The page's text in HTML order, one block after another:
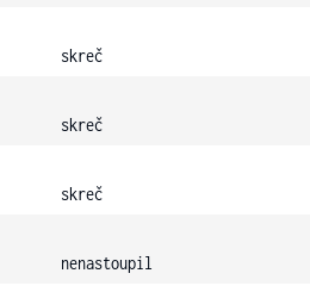
skreč
skreč
skreč
nenastoupil